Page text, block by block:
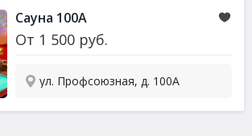
Сауна 100А
От 1 500 руб.
ул. Профсоюзная, д. 100А